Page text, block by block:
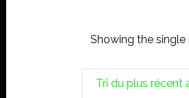
Showing the single